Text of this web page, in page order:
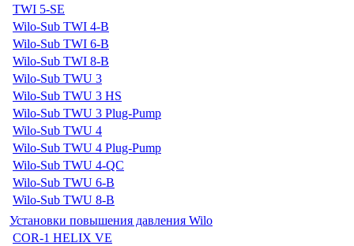
TWI 5-SE
Wilo-Sub TWI 4-B
Wilo-Sub TWI 6-B
Wilo-Sub TWI 8-B
Wilo-Sub TWU 3
Wilo-Sub TWU 3 HS
Wilo-Sub TWU 3 Plug-Pump
Wilo-Sub TWU 4
Wilo-Sub TWU 4 Plug-Pump
Wilo-Sub TWU 4-QC
Wilo-Sub TWU 6-B
Wilo-Sub TWU 8-B
Установки повышения давления Wilo
COR-1 HELIX VE